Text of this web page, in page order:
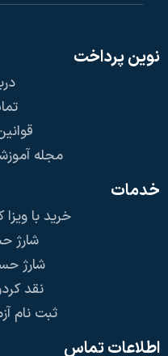
نوین پرداخت
مجله
خدمات
خرید با
شارژ
شارژ
نقد
ثبت نام
اطلاعات تماس